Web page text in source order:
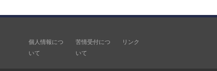
個人情報につ
いて
苦情受付につ
いて
リンク